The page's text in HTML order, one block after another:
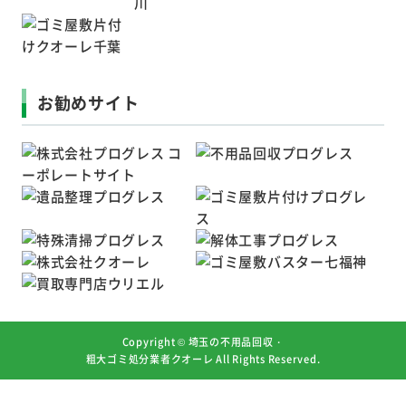
お勧めサイト
Copyright © 埼玉の不用品回収・
粗大ゴミ処分業者クオーレ All Rights Reserved.